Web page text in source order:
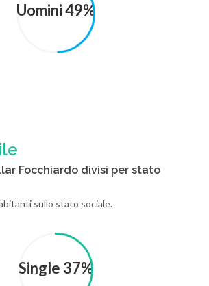
Uomini 49%
Focchiardo divisi per stato
sullo stato sociale.
Single 37%